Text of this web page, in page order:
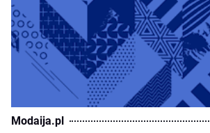
Modaija.pl